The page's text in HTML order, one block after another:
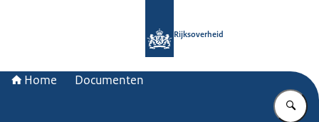
Rijksoverheid
Home Documenten